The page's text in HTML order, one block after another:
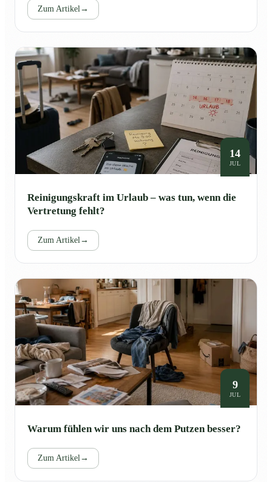
Zum Artikel→
14
JUL
Reinigungskraft im Urlaub – was tun, wenn die
Vertretung fehlt?
Zum Artikel→
9
JUL
Warum fühlen wir uns nach dem Putzen besser?
Zum Artikel→